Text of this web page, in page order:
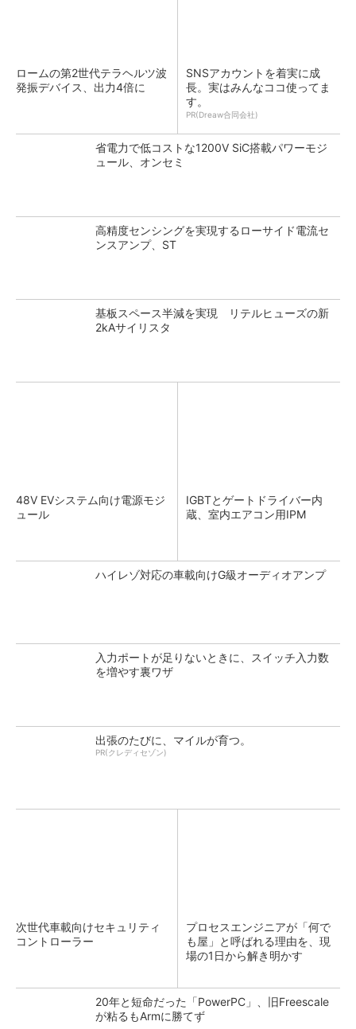
ロームの第2世代テラヘルツ波
発振デバイス、出力4倍に
SNSアカウントを着実に成
長。実はみんなココ使ってま
す。
PR(Dreaw合同会社)
省電力で低コストな1200V SiC搭載パワーモジ
ュール、オンセミ
高精度センシングを実現するローサイド電流セ
ンスアンプ、ST
基板スペース半減を実現 リテルヒューズの新
2kAサイリスタ
48V EVシステム向け電源モジ
ュール
IGBTとゲートドライバー内
蔵、室内エアコン用IPM
ハイレゾ対応の車載向けG級オーディオアンプ
入力ポートが足りないときに、スイッチ入力数
を増やす裏ワザ
出張のたびに、マイルが育つ。
PR(クレディセゾン)
次世代車載向けセキュリティ
コントローラー
プロセスエンジニアが「何で
も屋」と呼ばれる理由を、現
場の1日から解き明かす
20年と短命だった「PowerPC」、旧Freescale
が粘るもArmに勝てず